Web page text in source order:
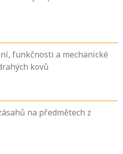
funkčnosti a mechanické
kovů
na předmětech z